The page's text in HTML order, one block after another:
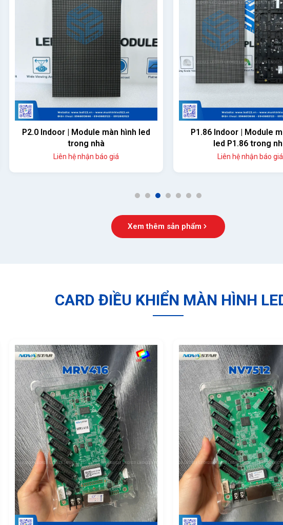
P2.0 Indoor | Module màn hình led
trong nhà
Liên hệ nhận báo giá
P1.86 Indoor | Module
led P1.86 trong
Liên hệ nhận báo giá
1 2 3 4 5 6 7
Xem thêm sản phẩm
CARD ĐIỀU KHIỂN MÀN HÌNH